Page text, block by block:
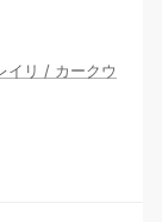
イリ / カークウ